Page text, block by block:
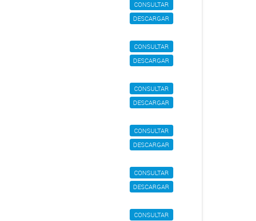
CONSULTAR
DESCARGAR
CONSULTAR
DESCARGAR
CONSULTAR
DESCARGAR
CONSULTAR
DESCARGAR
CONSULTAR
DESCARGAR
CONSULTAR